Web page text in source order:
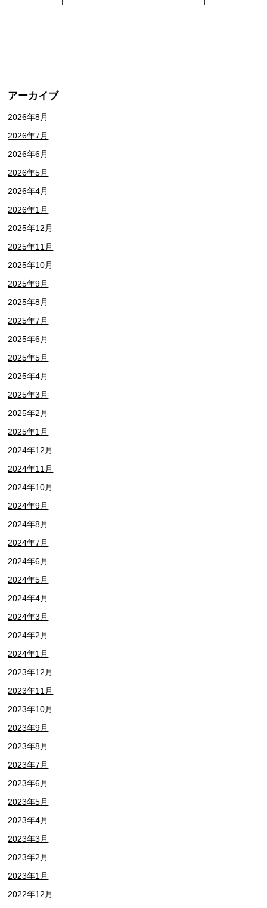
アーカイブ
2026年8月
2026年7月
2026年6月
2026年5月
2026年4月
2026年1月
2025年12月
2025年11月
2025年10月
2025年9月
2025年8月
2025年7月
2025年6月
2025年5月
2025年4月
2025年3月
2025年2月
2025年1月
2024年12月
2024年11月
2024年10月
2024年9月
2024年8月
2024年7月
2024年6月
2024年5月
2024年4月
2024年3月
2024年2月
2024年1月
2023年12月
2023年11月
2023年10月
2023年9月
2023年8月
2023年7月
2023年6月
2023年5月
2023年4月
2023年3月
2023年2月
2023年1月
2022年12月